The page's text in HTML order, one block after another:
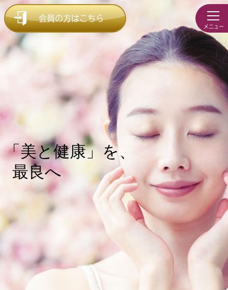
「美と健康」を、
最良へ
会員の方はこちら